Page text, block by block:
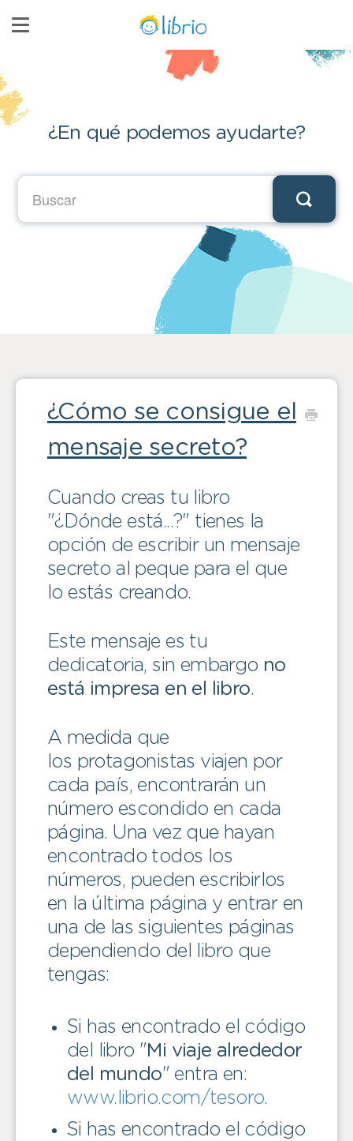
Toggle
Navigation
Contacto
Ir a librio.com
¿En qué podemos ayudarte?
¿Cómo se consigue el
mensaje secreto?
Cuando creas tu libro
"¿Dónde está...?" tienes la
opción de escribir un mensaje
secreto al peque para el que
lo estás creando.
Este mensaje es tu
dedicatoria, sin embargo no
está impresa en el libro.
A medida que
los protagonistas viajen por
cada país, encontrarán un
número escondido en cada
página. Una vez que hayan
encontrado todos los
números, pueden escribirlos
en la última página y entrar en
una de las siguientes páginas
dependiendo del libro que
tengas:
Si has encontrado el código
del libro "Mi viaje alrededor
del mundo" entra en:
www.librio.com/tesoro.
Si has encontrado el código